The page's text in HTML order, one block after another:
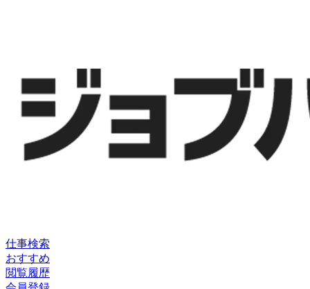
仕事検索
おすすめ
閲覧履歴